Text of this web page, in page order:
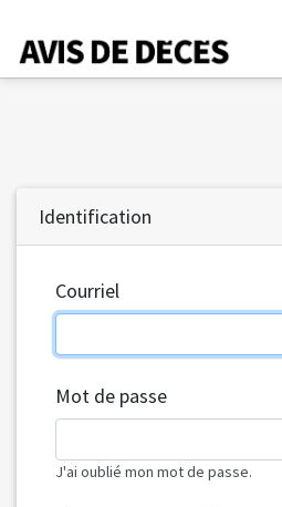
Date
Anniversaires
Remerciements
Le Soleil
Le Droit
Le Nouvelliste
Identification
Courriel
Mot de passe
J'ai oublié mon mot de passe.